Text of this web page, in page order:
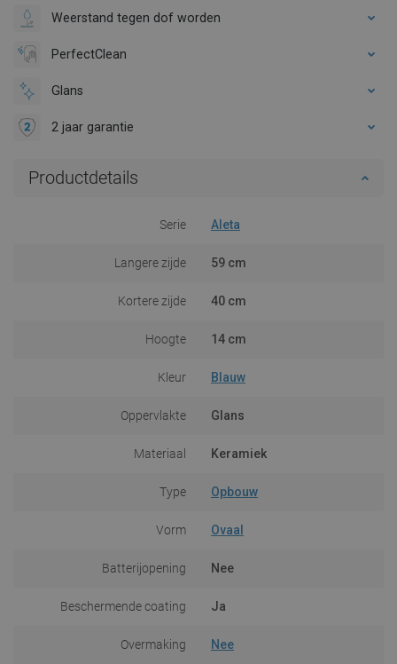
Weerstand tegen dof worden
PerfectClean
Glans
2 jaar garantie
Productdetails
Serie Aleta
Langere zijde 59 cm
Kortere zijde 40 cm
Hoogte 14 cm
Kleur Blauw
Oppervlakte Glans
Materiaal Keramiek
Type Opbouw
Vorm Ovaal
Batterijopening Nee
Beschermende coating Ja
Overmaking Nee